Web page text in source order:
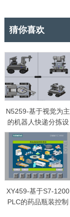
猜你喜欢
N5259-基于视觉为主
的机器人快递分拣设
计【含SW三维图】
XY459-基于S7-1200
PLC的药品瓶装控制